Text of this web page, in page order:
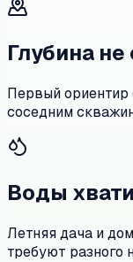
Глубина не
Первый ориентир
соседним
Воды
Летняя дача и
требуют разного